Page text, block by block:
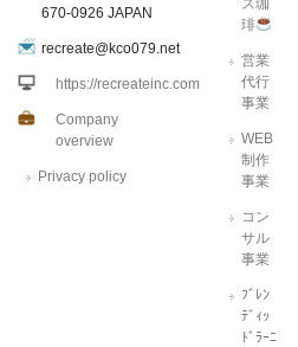
670-0926 JAPAN
recreate@kco079.net
https://recreateinc.com
Company
overview
Privacy policy
ス珈
琲
営業
代行
事業
WEB
制作
事業
コン
サル
事業
ﾌﾞﾚﾝ
ﾃﾞｨｯ
ﾄﾞﾗｰﾆ